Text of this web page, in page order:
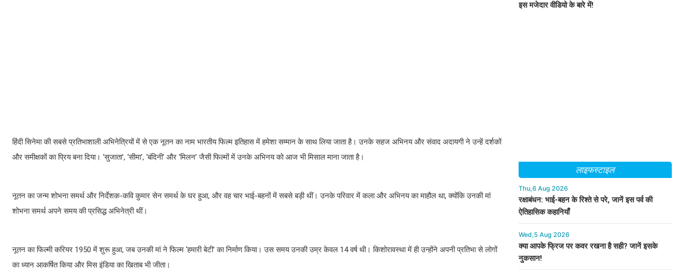
हिंदी सिनेमा की सबसे प्रतिभाशाली अभिनेत्रियों में से एक नूतन का नाम भारतीय फिल्म इतिहास में हमेशा सम्मान के साथ लिया जाता है। उनके सहज अभिनय और संवाद अदायगी ने उन्हें दर्शकों
और समीक्षकों का प्रिय बना दिया। ‘सुजाता’, ‘सीमा’, ‘बंदिनी’ और ‘मिलन’ जैसी फिल्मों में उनके अभिनय को आज भी मिसाल माना जाता है।
नूतन का जन्म शोभना समर्थ और निर्देशक-कवि कुमार सेन समर्थ के घर हुआ, और वह चार भाई-बहनों में सबसे बड़ी थीं। उनके परिवार में कला और अभिनय का माहौल था, क्योंकि उनकी मां
शोभना समर्थ अपने समय की प्रसिद्ध अभिनेत्री थीं।
नूतन का फिल्मी करियर 1950 में शुरू हुआ, जब उनकी मां ने फिल्म ‘हमारी बेटी’ का निर्माण किया। उस समय उनकी उम्र केवल 14 वर्ष थी। किशोरावस्था में ही उन्होंने अपनी प्रतिभा से लोगों
का ध्यान आकर्षित किया और मिस इंडिया का खिताब भी जीता।
इस मजेदार वीडियो के बारे में!
लाइफस्टाइल
Thu,6 Aug 2026
रक्षाबंधन: भाई-बहन के रिश्ते से परे, जानें इस पर्व की
ऐतिहासिक कहानियाँ
Wed,5 Aug 2026
क्या आपके फ्रिज पर कवर रखना है सही? जानें इसके
नुकसान!